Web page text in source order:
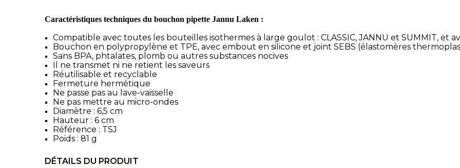
Caractéristiques techniques du bouchon pipette Jannu Laken :
Compatible avec toutes les bouteilles isothermes à large goulot : CLASSIC, JANNU et SUMMIT, et
Bouchon en polypropylène et TPE, avec embout en silicone et joint SEBS (élastomères
Sans BPA, phtalates, plomb ou autres substances nocives
Il ne transmet ni ne retient les saveurs
Réutilisable et recyclable
Fermeture hermétique
Ne passe pas au lave-vaisselle
Ne pas mettre au micro-ondes
Diamètre : 6,5 cm
Hauteur : 6 cm
Référence : TSJ
Poids : 81 g
DÉTAILS DU PRODUIT